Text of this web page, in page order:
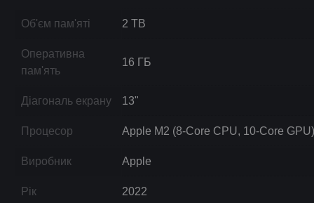
Об'єм пам'яті 2 TB
Оперативна
пам'ять
16 ГБ
Діагональ екрану 13"
Процесор Apple M2 (8-Core CPU, 10-Core GPU)
Виробник Apple
Рік 2022